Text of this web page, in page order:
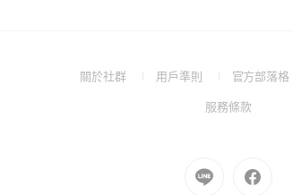
關於社群
(Open用戶準則
(Open
a
官方部落格
服務條款(Open
window)
Go
to
Go
to